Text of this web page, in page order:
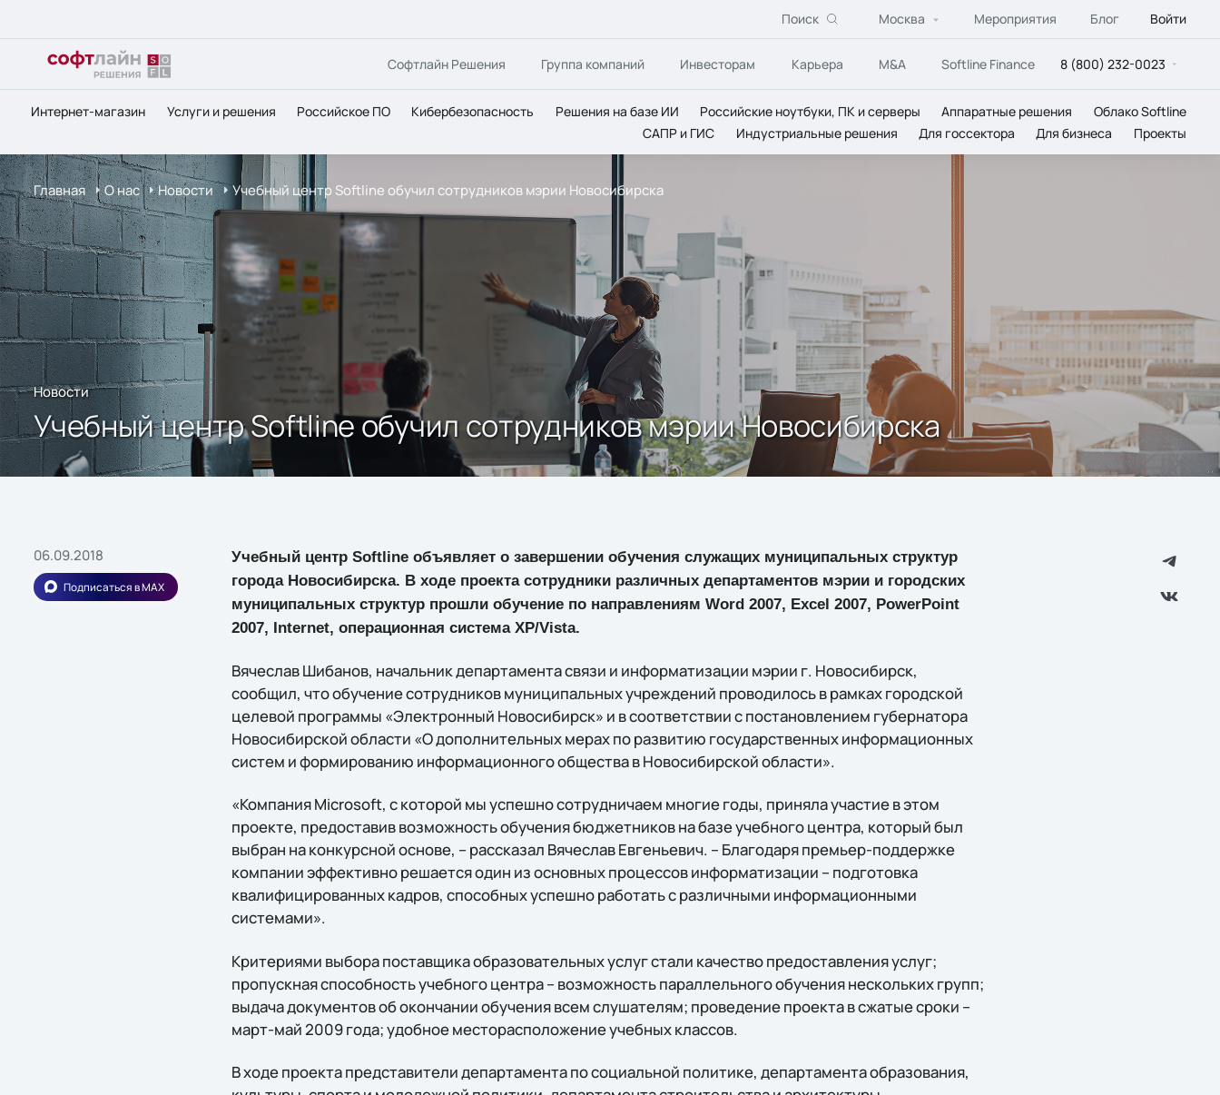
Поиск Москва Мероприятия Блог Войти
Софтлайн Решения Группа компаний Инвесторам Карьера M&A Softline Finance 8 (800) 232-0023
Интернет-магазин Услуги и решения Российское ПО Кибербезопасность Решения на базе ИИ Российские ноутбуки, ПК и серверы Аппаратные решения
Облако Softline
САПР и ГИС
Индустриальные решения Для госсектора Для бизнеса Проекты
Главная О нас Новости Учебный центр Softline обучил сотрудников мэрии Новосибирска
Новости
Учебный центр Softline обучил сотрудников мэрии Новосибирска
06.09.2018
Подписаться в MAX
Учебный центр Softline объявляет о завершении обучения служащих муниципальных структур
города Новосибирска. В ходе проекта сотрудники различных департаментов мэрии и городских
муниципальных структур прошли обучение по направлениям Word 2007, Excel 2007, PowerPoint
2007, Internet, операционная система XP/Vista.
Вячеслав Шибанов, начальник департамента связи и информатизации мэрии г. Новосибирск,
сообщил, что обучение сотрудников муниципальных учреждений проводилось в рамках городской
целевой программы «Электронный Новосибирск» и в соответствии с постановлением губернатора
Новосибирской области «О дополнительных мерах по развитию государственных информационных
систем и формированию информационного общества в Новосибирской области».
«Компания Microsoft, с которой мы успешно сотрудничаем многие годы, приняла участие в этом
проекте, предоставив возможность обучения бюджетников на базе учебного центра, который был
выбран на конкурсной основе, – рассказал Вячеслав Евгеньевич. – Благодаря премьер-поддержке
компании эффективно решается один из основных процессов информатизации – подготовка
квалифицированных кадров, способных успешно работать с различными информационными
системами».
Критериями выбора поставщика образовательных услуг стали качество предоставления услуг;
пропускная способность учебного центра – возможность параллельного обучения нескольких групп;
выдача документов об окончании обучения всем слушателям; проведение проекта в сжатые сроки –
март-май 2009 года; удобное месторасположение учебных классов.
В ходе проекта представители департамента по социальной политике, департамента образования,